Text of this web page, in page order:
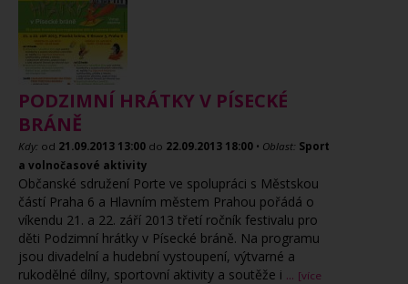
PODZIMNÍ HRÁTKY V PÍSECKÉ
BRÁNĚ
Kdy: od 21.09.2013 13:00 do 22.09.2013 18:00 • Oblast: Sport
a volnočasové aktivity
Občanské sdružení Porte ve spolupráci s Městskou
částí Praha 6 a Hlavním městem Prahou pořádá o
víkendu 21. a 22. září 2013 třetí ročník festivalu pro
děti Podzimní hrátky v Písecké bráně. Na programu
jsou divadelní a hudební vystoupení, výtvarné a
rukodělné dílny, sportovní aktivity a soutěže i ... [více